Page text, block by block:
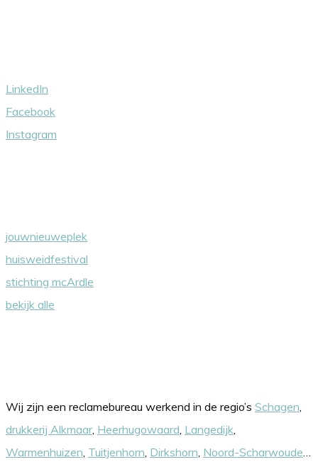
LinkedIn
Facebook
Instagram
jouwnieuweplek
huisweidfestival
stichting mcArdle
bekijk alle
Wij zijn een reclamebureau werkend in de regio’s Schagen,
drukkerij Alkmaar, Heerhugowaard, Langedijk,
Warmenhuizen, Tuitjenhorn, Dirkshorn, Noord-Scharwoude…